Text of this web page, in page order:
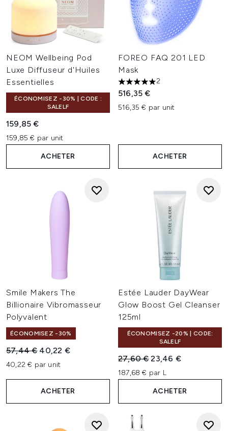
NEOM Wellbeing Pod
Luxe Diffuseur d'Huiles
Essentielles
ÉCONOMISEZ -30% | CODE :
SALELF
159,85 €
159,85 € par unit
ACHETER
FOREO FAQ 201 LED
Mask
5 étoiles sur un maximum de
2
516,35 €
516,35 € par unit
ACHETER
Smile Makers The
Billionaire Vibromasseur
Polyvalent
ÉCONOMISEZ -30%
Prix de vente :
57,44 € Prix ​​actuel :
40,22 €
40,22 € par unit
ACHETER
Estée Lauder DayWear
Glow Boost Gel Cleanser
125ml
ÉCONOMISEZ -20% | CODE:
SALELF
Prix de vente :
27,60 €Prix ​​actuel :
23,46 €
187,68 € par L
ACHETER